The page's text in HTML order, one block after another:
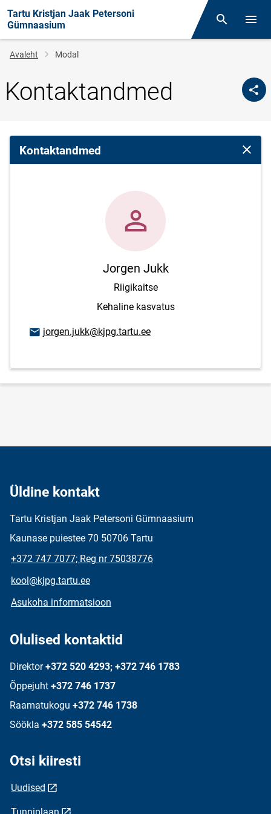
Tartu Kristjan Jaak Petersoni
Gümnaasium
Otsing
Leivapuru
Avaleht Modal
Kontaktandmed
Kontaktandmed Sulge
Jorgen Jukk
Riigikaitse
Kehaline kasvatus
E-posti aadress
jorgen.jukk@kjpg.tartu.ee
Üldine kontakt
Tartu Kristjan Jaak Petersoni Gümnaasium
Kaunase puiestee 70 50706 Tartu
+372 747 7077; Reg nr 75038776
kool@kjpg.tartu.ee
Asukoha informatsioon
Olulised kontaktid
Direktor +372 520 4293; +372 746 1783
Õppejuht +372 746 1737
Raamatukogu +372 746 1738
Söökla +372 585 54542
Otsi kiiresti
Uudised